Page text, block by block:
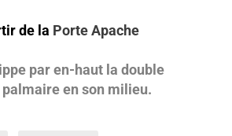
de la Porte Apache
par en-haut la double
en son milieu.